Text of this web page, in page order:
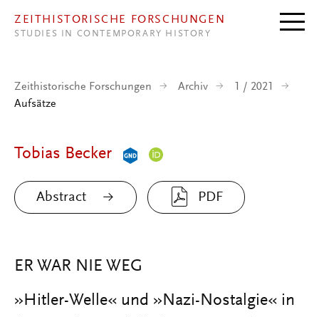
ZEITHISTORISCHE FORSCHUNGEN
STUDIES IN CONTEMPORARY HISTORY
Zeithistorische Forschungen Archiv
1 / 2021
Aufsätze
Tobias Becker
Abstract PDF
ER WAR NIE WEG
»Hitler-Welle« und »Nazi-Nostalgie« in